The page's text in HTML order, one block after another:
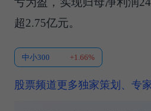
超2.75亿元。
中小300 +1.66%
股票频道更多独家策划、专